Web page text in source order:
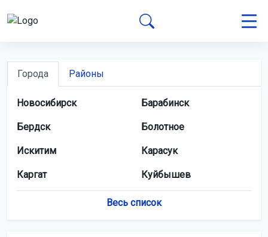
Города Районы
Новосибирск Барабинск
Бердск Болотное
Искитим Карасук
Каргат Куйбышев
Обь
Весь список